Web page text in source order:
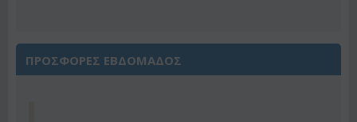
ΠΡΟΣΦΟΡΕΣ ΕΒΔΟΜΑΔΟΣ